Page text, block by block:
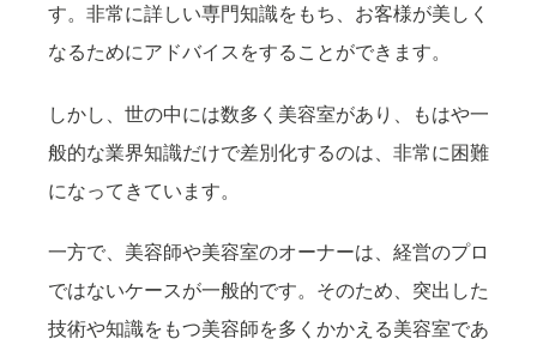
す。非常に詳しい専門知識をもち、お客様が美しく
なるためにアドバイスをすることができます。
しかし、世の中には数多く美容室があり、もはや一
般的な業界知識だけで差別化するのは、非常に困難
になってきています。
一方で、美容師や美容室のオーナーは、経営のプロ
ではないケースが一般的です。そのため、突出した
技術や知識をもつ美容師を多くかかえる美容室であ